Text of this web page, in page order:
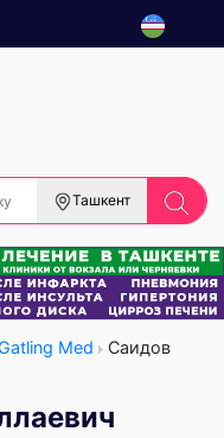
Ташкент
Med
Саидов